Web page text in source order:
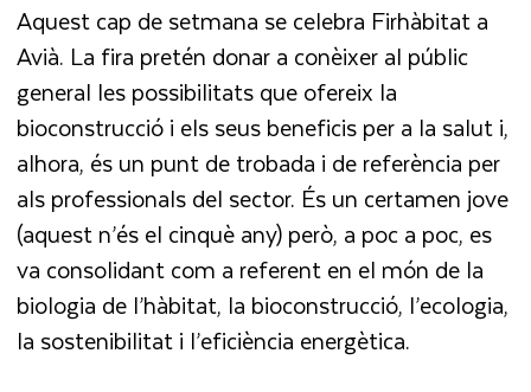
Aquest cap de setmana se celebra Firhàbitat a
Avià. La fira pretén donar a conèixer al públic
general les possibilitats que ofereix la
bioconstrucció i els seus beneficis per a la salut i,
alhora, és un punt de trobada i de referència per
als professionals del sector. És un certamen jove
(aquest n’és el cinquè any) però, a poc a poc, es
va consolidant com a referent en el món de la
biologia de l’hàbitat, la bioconstrucció, l’ecologia,
la sostenibilitat i l’eficiència energètica.